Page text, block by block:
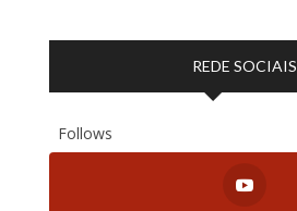
REDE SOCIAIS
Follows